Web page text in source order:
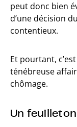
peut donc bien
d’une décision
contentieux.
Et pourtant,
ténébreuse
chômage.
Un